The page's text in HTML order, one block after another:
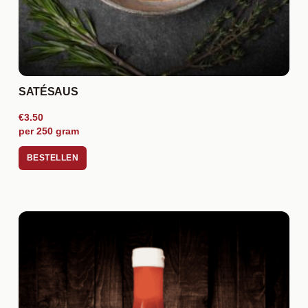
SATÉSAUS
€3.50
per 250 gram
BESTELLEN